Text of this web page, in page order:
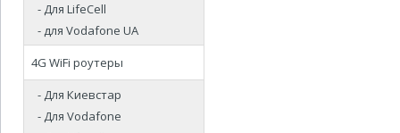
- Для LifeCell
- для Vodafone UA
4G WiFi роутеры
- Для Киевстар
- Для Vodafone